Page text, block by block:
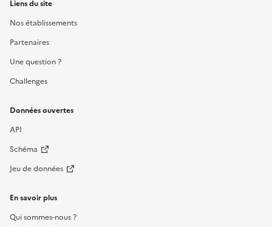
Liens du site
Nos établissements
Partenaires
Une question ?
Challenges
Données ouvertes
API
Schéma
Jeu de données
En savoir plus
Qui sommes-nous ?